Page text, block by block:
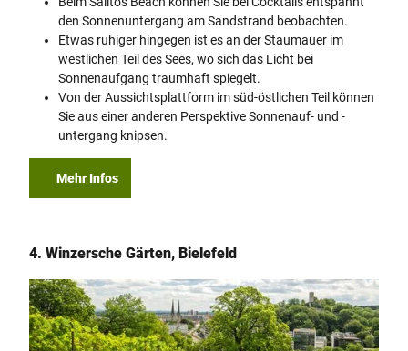
den Sonnenuntergang am Sandstrand beobachten.
Etwas ruhiger hingegen ist es an der Staumauer im
westlichen Teil des Sees, wo sich das Licht bei
Sonnenaufgang traumhaft spiegelt.
Von der Aussichtsplattform im süd-östlichen Teil können
Sie aus einer anderen Perspektive Sonnenauf- und -
untergang knipsen.
Mehr Infos
4. Winzersche Gärten, Bielefeld